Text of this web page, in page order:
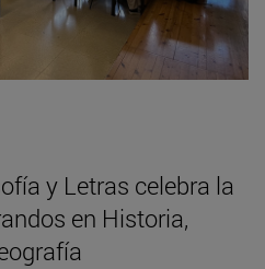
y Letras celebra la
en Historia,